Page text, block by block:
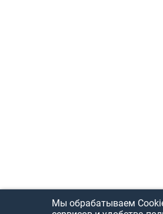
Мы обрабатываем